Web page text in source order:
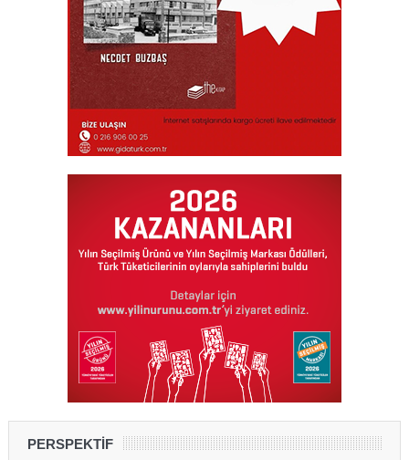
PERSPEKTİF